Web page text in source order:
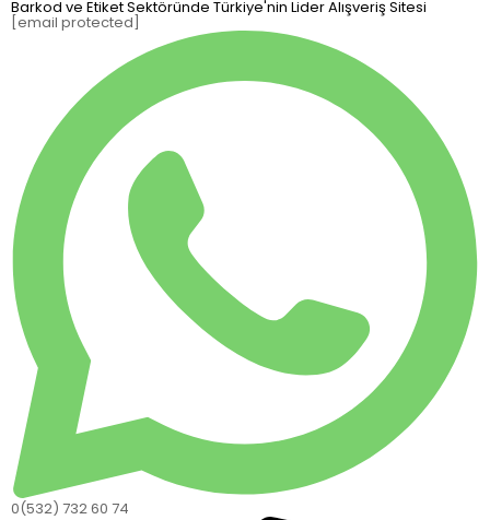
Barkod ve Etiket Sektöründe Türkiye'nin Lider Alışveriş Sitesi
[email protected]
0(532) 732 60 74